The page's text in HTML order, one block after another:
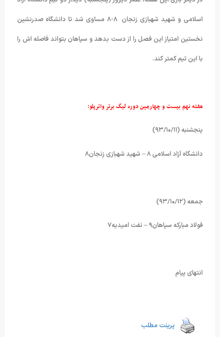
اسلامی و شهید شهبازی زنجان ٨-٨ مساوی شد تا دانشگاه صدرنشین
نخستین امتیاز این فصل را از دست بدهد و سپاهان بتواند فاصله اش را
با این تیم کمتر کند.
هفته نهم بیست و چهارمین دوره لیگ برتر واترپلو:
پنجشنبه (۹۳/۱۰/۱۱)
دانشگاه آزاد اسلامی ۸ – شهید شهبازی زنجان۸
جمعه (۹۳/۱۰/۱۲)
فولاد مبارکه سپاهان۹ – نفت امیدیه۷
انتهای پیام
پرینت مطلب